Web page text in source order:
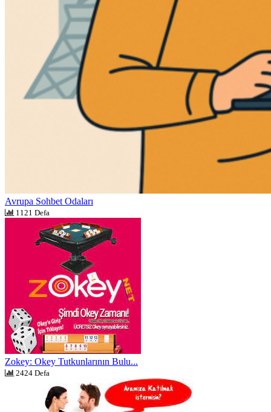
Avrupa Sohbet Odaları
1121 Defa
Zokey: Okey Tutkunlarının Bulu...
2424 Defa